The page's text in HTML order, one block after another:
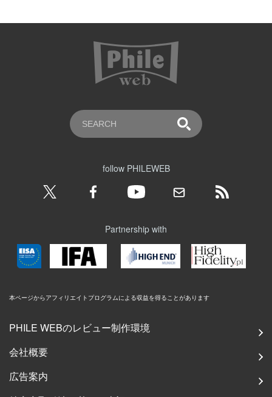
follow PHILEWEB
Partnership with
本ページからアフィリエイトプログラムによる収益を得ることがあります
PHILE WEBのレビュー制作環境
会社概要
広告案内